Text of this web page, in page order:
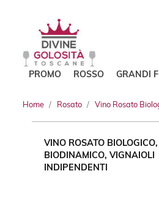
PROMO ROSSO GRANDI
Home Rosato Vino Rosato
VINO ROSATO BIOLOGICO,
BIODINAMICO, VIGNAIOLI
INDIPENDENTI